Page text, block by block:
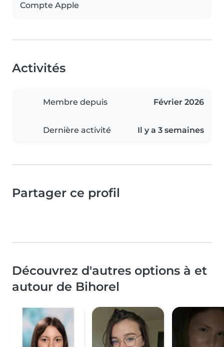
Compte Apple
Activités
Membre depuis Février 2026
Dernière activité Il y a 3 semaines
Partager ce profil
Découvrez d'autres options à et
autour de Bihorel